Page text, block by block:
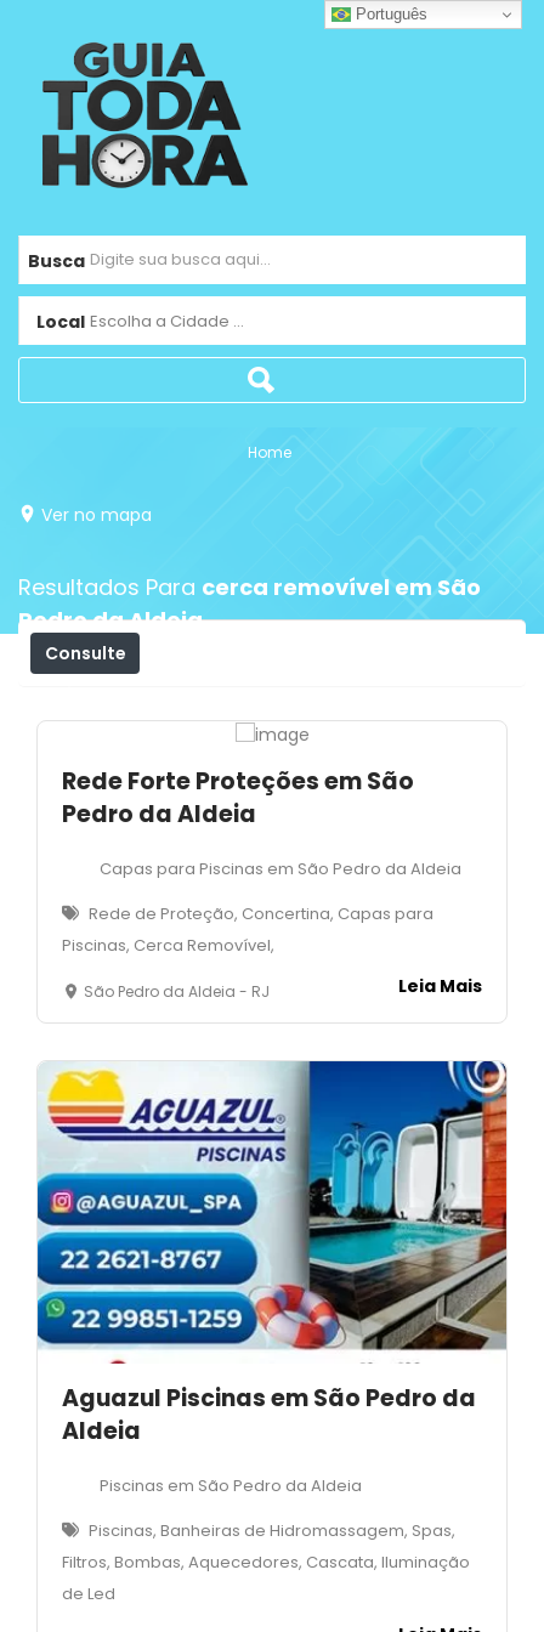
Busca
Local Escolha a Cidade ...
Home
Ver no mapa
Resultados Para cerca removível em São
Pedro da Aldeia
Consulte
Rede Forte Proteções em São
Pedro da Aldeia
Capas para Piscinas em São Pedro da Aldeia
Rede de Proteção, Concertina, Capas para
Piscinas, Cerca Removível,
São Pedro da Aldeia - RJ Leia Mais
Aguazul Piscinas em São Pedro da
Aldeia
Piscinas em São Pedro da Aldeia
Piscinas, Banheiras de Hidromassagem, Spas,
Filtros, Bombas, Aquecedores, Cascata, Iluminação
de Led
Português